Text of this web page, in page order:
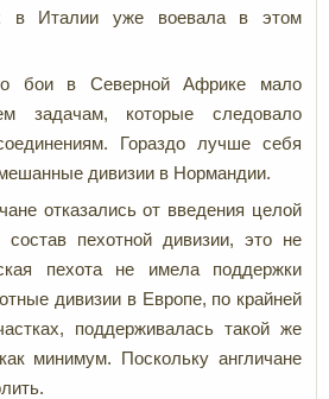
в Италии уже воевала в этом
бои в Северной Африке мало
задачам, которые следовало
Гораздо лучше себя
дивизии в Нормандии.
отказались от введения целой
состав пехотной дивизии, это не
пехота не имела поддержки
дивизии в Европе, по крайней
поддерживалась такой же
минимум. Поскольку англичане